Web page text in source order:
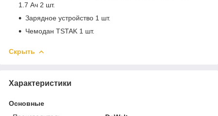
1.7 Ач 2 шт.
Зарядное устройство 1 шт.
Чемодан TSTAK 1 шт.
Скрыть
Характеристики
Основные